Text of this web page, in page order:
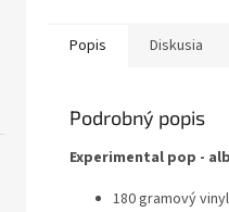
Popis Diskusia
Podrobný popis
Experimental pop -
180 gramový vinyl